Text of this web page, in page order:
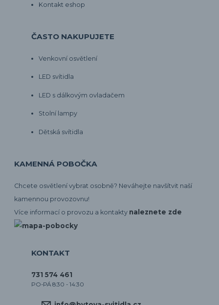
Kontakt eshop
ČASTO NAKUPUJETE
Venkovní osvětlení
LED svítidla
LED s dálkovým ovladačem
Stolní lampy
Dětská svítidla
KAMENNÁ POBOČKA
Chcete osvětlení vybrat osobně? Neváhejte navšítvit naší
kamennou provozovnu!
Více informací o provozu a kontakty naleznete zde
KONTAKT
731 574 461
PO-PÁ 8:30 - 14:30